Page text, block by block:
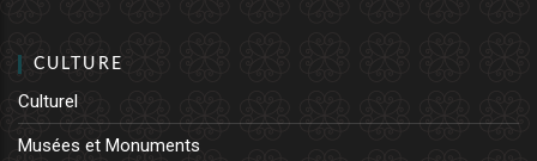
CULTURE
Culturel
Musées et Monuments